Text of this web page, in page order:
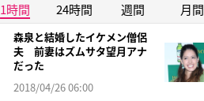
1時間 24時間 週間 月間
森泉と結婚したイケメン僧侶
夫 前妻はズムサタ望月アナ
だった
2018/04/26 06:00